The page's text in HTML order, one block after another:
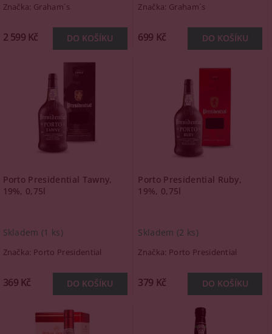
Značka: Graham´s
2 599 Kč
Značka: Graham´s
699 Kč
Porto Presidential Tawny,
19%, 0,75l
Skladem (1 ks)
Značka: Porto Presidential
369 Kč
Porto Presidential Ruby,
19%, 0,75l
Skladem (2 ks)
Značka: Porto Presidential
379 Kč